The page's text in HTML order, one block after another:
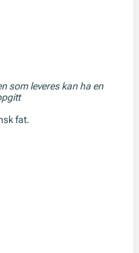
som leveres kan ha en
fat.